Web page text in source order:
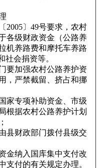
2005〕49号要求，农村
各级财政资金（公路养
机养路费和摩托车养路
社会捐资等。
要加强农村公路养护资
，严禁截留、挤占和挪
家专项补助资金、市级
根据农村公路养护计划
县财政部门拨付县级交
金纳入国库集中支付改
支付的有关规定办理。